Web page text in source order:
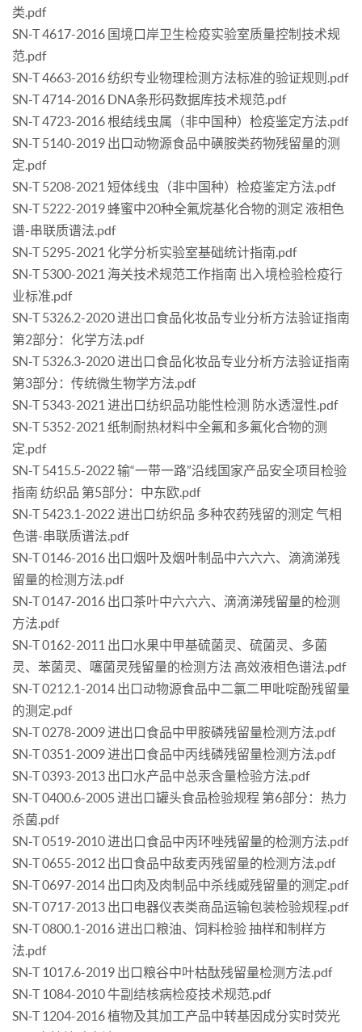
类.pdf
SN-T 4617-2016 国境口岸卫生检疫实验室质量控制技术规
范.pdf
SN-T 4663-2016 纺织专业物理检测方法标准的验证规则.pdf
SN-T 4714-2016 DNA条形码数据库技术规范.pdf
SN-T 4723-2016 根结线虫属（非中国种）检疫鉴定方法.pdf
SN-T 5140-2019 出口动物源食品中磺胺类药物残留量的测
定.pdf
SN-T 5208-2021 短体线虫（非中国种）检疫鉴定方法.pdf
SN-T 5222-2019 蜂蜜中20种全氟烷基化合物的测定 液相色
谱-串联质谱法.pdf
SN-T 5295-2021 化学分析实验室基础统计指南.pdf
SN-T 5300-2021 海关技术规范工作指南 出入境检验检疫行
业标准.pdf
SN-T 5326.2-2020 进出口食品化妆品专业分析方法验证指南
第2部分：化学方法.pdf
SN-T 5326.3-2020 进出口食品化妆品专业分析方法验证指南
第3部分：传统微生物学方法.pdf
SN-T 5343-2021 进出口纺织品功能性检测 防水透湿性.pdf
SN-T 5352-2021 纸制耐热材料中全氟和多氟化合物的测
定.pdf
SN-T 5415.5-2022 输“一带一路”沿线国家产品安全项目检验
指南 纺织品 第5部分：中东欧.pdf
SN-T 5423.1-2022 进出口纺织品 多种农药残留的测定 气相
色谱-串联质谱法.pdf
SN-T 0146-2016 出口烟叶及烟叶制品中六六六、滴滴涕残
留量的检测方法.pdf
SN-T 0147-2016 出口茶叶中六六六、滴滴涕残留量的检测
方法.pdf
SN-T 0162-2011 出口水果中甲基硫菌灵、硫菌灵、多菌
灵、苯菌灵、噻菌灵残留量的检测方法 高效液相色谱法.pdf
SN-T 0212.1-2014 出口动物源食品中二氯二甲吡啶酚残留量
的测定.pdf
SN-T 0278-2009 进出口食品中甲胺磷残留量检测方法.pdf
SN-T 0351-2009 进出口食品中丙线磷残留量检测方法.pdf
SN-T 0393-2013 出口水产品中总汞含量检验方法.pdf
SN-T 0400.6-2005 进出口罐头食品检验规程 第6部分：热力
杀菌.pdf
SN-T 0519-2010 进出口食品中丙环唑残留量的检测方法.pdf
SN-T 0655-2012 出口食品中敌麦丙残留量的检测方法.pdf
SN-T 0697-2014 出口肉及肉制品中杀线威残留量的测定.pdf
SN-T 0717-2013 出口电器仪表类商品运输包装检验规程.pdf
SN-T 0800.1-2016 进出口粮油、饲料检验 抽样和制样方
法.pdf
SN-T 1017.6-2019 出口粮谷中叶枯酞残留量检测方法.pdf
SN-T 1084-2010 牛副结核病检疫技术规范.pdf
SN-T 1204-2016 植物及其加工产品中转基因成分实时荧光